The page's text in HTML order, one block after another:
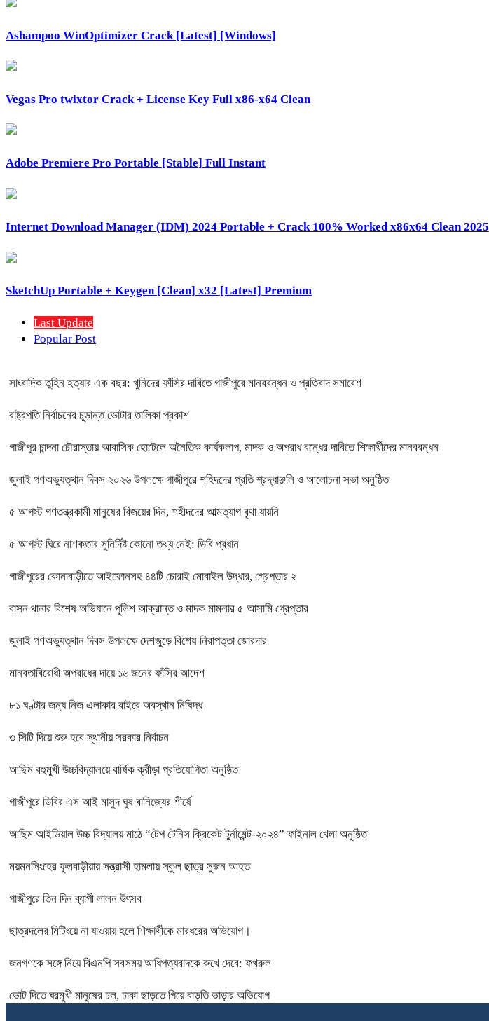
Ashampoo WinOptimizer Crack [Latest] [Windows]
Vegas Pro twixtor Crack + License Key Full x86-x64 Clean
Adobe Premiere Pro Portable [Stable] Full Instant
Internet Download Manager (IDM) 2024 Portable + Crack 100% Worked x86x64 Clean 2025
SketchUp Portable + Keygen [Clean] x32 [Latest] Premium
Last Update
Popular Post
সাংবাদিক তুহিন হত্যার এক বছর: খুনিদের ফাঁসির দাবিতে গাজীপুরে মানববন্ধন ও প্রতিবাদ সমাবেশ
রাষ্ট্রপতি নির্বাচনের চূড়ান্ত ভোটার তালিকা প্রকাশ
গাজীপুর চান্দনা চৌরাস্তায় আবাসিক হোটেলে অনৈতিক কার্যকলাপ, মাদক ও অপরাধ বন্ধের দাবিতে শিক্ষার্থীদের মানববন্ধন
জুলাই গণঅভ্যুত্থান দিবস ২০২৬ উপলক্ষে গাজীপুরে শহিদদের প্রতি শ্রদ্ধাঞ্জলি ও আলোচনা সভা অনুষ্ঠিত
৫ আগস্ট গণতন্ত্রকামী মানুষের বিজয়ের দিন, শহীদদের আত্মত্যাগ বৃথা যায়নি
৫ আগস্ট ঘিরে নাশকতার সুনির্দিষ্ট কোনো তথ্য নেই: ডিবি প্রধান
গাজীপুরের কোনাবাড়ীতে আইফোনসহ ৪৪টি চোরাই মোবাইল উদ্ধার, গ্রেপ্তার ২
বাসন থানার বিশেষ অভিযানে পুলিশ আক্রান্ত ও মাদক মামলার ৫ আসামি গ্রেপ্তার
জুলাই গণঅভ্যুত্থান দিবস উপলক্ষে দেশজুড়ে বিশেষ নিরাপত্তা জোরদার
মানবতাবিরোধী অপরাধের দায়ে ১৬ জনের ফাঁসির আদেশ
৮১ ঘণ্টার জন্য নিজ এলাকার বাইরে অবস্থান নিষিদ্ধ
৩ সিটি দিয়ে শুরু হবে স্থানীয় সরকার নির্বাচন
আছিম বহুমুখী উচ্চবিদ্যালয়ে বার্ষিক ক্রীড়া প্রতিযোগিতা অনুষ্ঠিত
গাজীপুরে ডিবির এস আই মাসুদ ঘুষ বানিজ্যের শীর্ষে
আছিম আইডিয়াল উচ্চ বিদ্যালয় মাঠে “টেপ টেনিস ক্রিকেট টুর্নামেন্ট-২০২৪” ফাইনাল খেলা অনুষ্ঠিত
ময়মনসিংহের ফুলবাড়ীয়ায় সন্ত্রাসী হামলায় স্কুল ছাত্র সুজন আহত
গাজীপুরে তিন দিন ব্যাপী লালন উৎসব
ছাত্রদলের মিটিংয়ে না যাওয়ায় হলে শিক্ষার্থীকে মারধরের অভিযোগ।
জনগণকে সঙ্গে নিয়ে বিএনপি সবসময় আধিপত্যবাদকে রুখে দেবে: ফখরুল
ভোট দিতে ঘরমুখী মানুষের ঢল, ঢাকা ছাড়তে গিয়ে বাড়তি ভাড়ার অভিযোগ